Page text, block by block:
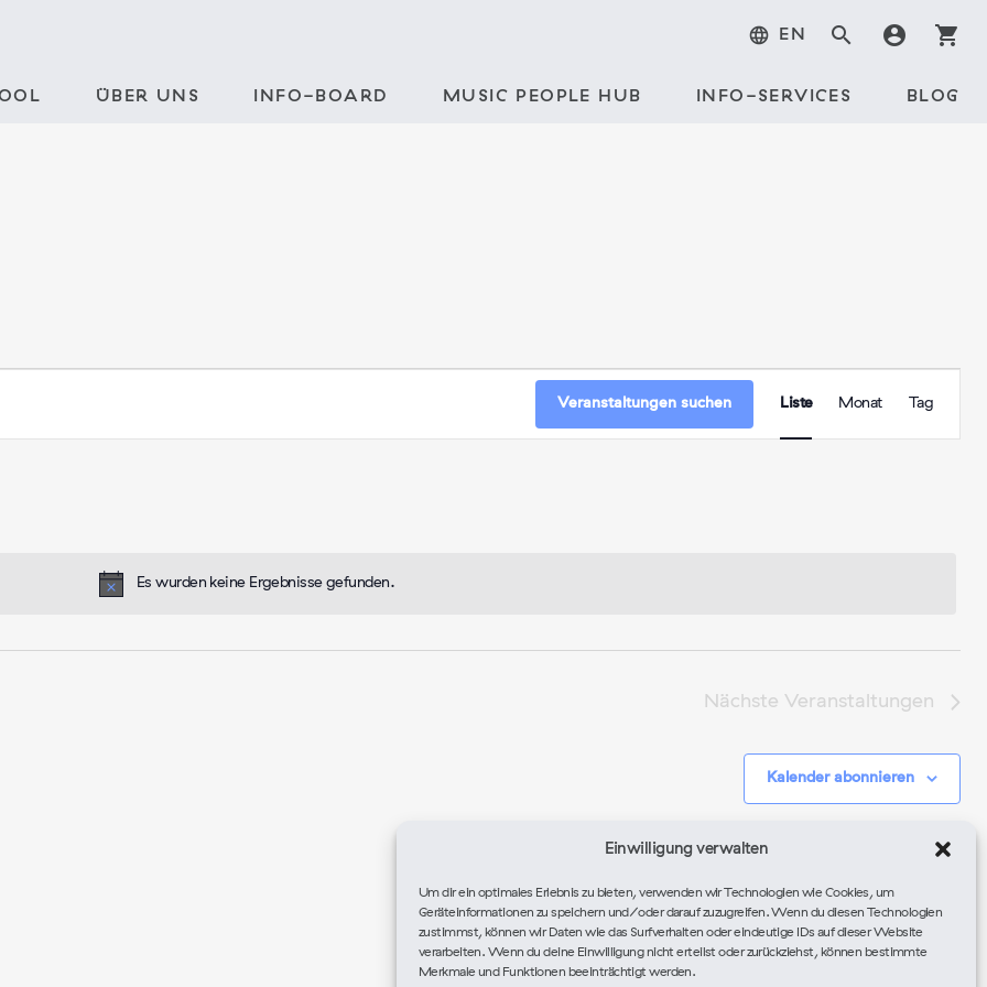
Einwilligung verwalten
Um dir ein optimales Erlebnis zu bieten, verwenden wir Technologien wie Cookies, um
Geräteinformationen zu speichern und/oder darauf zuzugreifen. Wenn du diesen Technologien
zustimmst, können wir Daten wie das Surfverhalten oder eindeutige IDs auf dieser Website
verarbeiten. Wenn du deine Einwilligung nicht erteilst oder zurückziehst, können bestimmte
Merkmale und Funktionen beeinträchtigt werden.
language EN search account_circle shopping_cart
ÜBER UNS INFO-BOARD MUSIC PEOPLE HUB INFO-SERVICES BLOG
Hinweis
Es wurden keine Ergebnisse gefunden.
Veranstaltungen suchen Liste Monat Tag
Nächste Veranstaltungen
Kalender abonnieren